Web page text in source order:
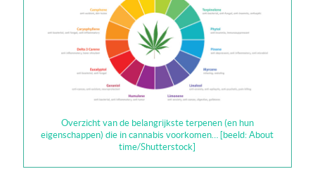
Overzicht van de belangrijkste terpenen (en hun
eigenschappen) die in cannabis voorkomen… [beeld: About
time/Shutterstock]